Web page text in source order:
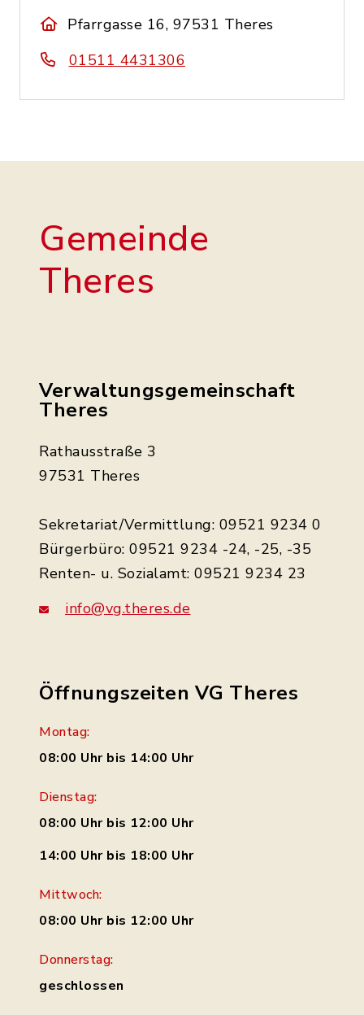
Pfarrgasse 16, 97531 Theres
01511 4431306
Gemeinde
Theres
Verwaltungsgemeinschaft
Theres
Rathausstraße 3
97531 Theres
Sekretariat/Vermittlung: 09521 9234 0
Bürgerbüro: 09521 9234 -24, -25, -35
Renten- u. Sozialamt: 09521 9234 23
info@vg.theres.de
Öffnungszeiten VG Theres
Montag:
08:00 Uhr bis 14:00 Uhr
Dienstag:
08:00 Uhr bis 12:00 Uhr
14:00 Uhr bis 18:00 Uhr
Mittwoch:
08:00 Uhr bis 12:00 Uhr
Donnerstag:
geschlossen